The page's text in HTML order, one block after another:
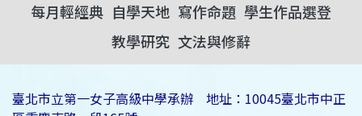
每月輕經典 自學天地 寫作命題 學生作品選登
教學研究 文法與修辭
臺北市立第一女子高級中學承辦 地址：10045臺北市中正